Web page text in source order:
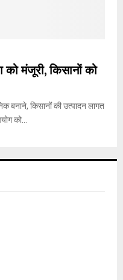
को मंजूरी, किसानों को
बनाने, किसानों की उत्पादन लागत
को...